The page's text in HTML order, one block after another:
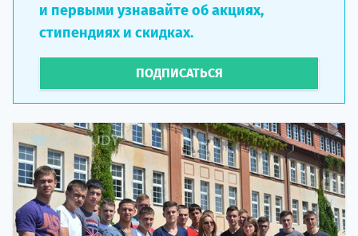
и первыми узнавайте об акциях,
стипендиях и скидках.
ПОДПИСАТЬСЯ